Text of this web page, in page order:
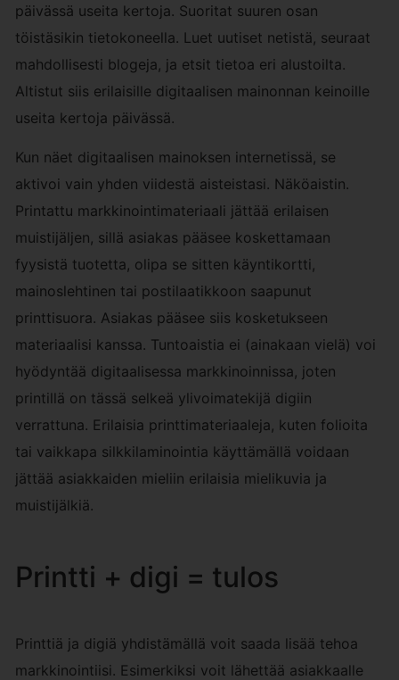
päivässä useita kertoja. Suoritat suuren osan
töistäsikin tietokoneella. Luet uutiset netistä, seuraat
mahdollisesti blogeja, ja etsit tietoa eri alustoilta.
Altistut siis erilaisille digitaalisen mainonnan keinoille
useita kertoja päivässä.
Kun näet digitaalisen mainoksen internetissä, se
aktivoi vain yhden viidestä aisteistasi. Näköaistin.
Printattu markkinointimateriaali jättää erilaisen
muistijäljen, sillä asiakas pääsee koskettamaan
fyysistä tuotetta, olipa se sitten käyntikortti,
mainoslehtinen tai postilaatikkoon saapunut
printtisuora. Asiakas pääsee siis kosketukseen
materiaalisi kanssa. Tuntoaistia ei (ainakaan vielä) voi
hyödyntää digitaalisessa markkinoinnissa, joten
printillä on tässä selkeä ylivoimatekijä digiin
verrattuna. Erilaisia printtimateriaaleja, kuten folioita
tai vaikkapa silkkilaminointia käyttämällä voidaan
jättää asiakkaiden mieliin erilaisia mielikuvia ja
muistijälkiä.
Printti + digi = tulos
Printtiä ja digiä yhdistämällä voit saada lisää tehoa
markkinointiisi. Esimerkiksi voit lähettää asiakkaalle